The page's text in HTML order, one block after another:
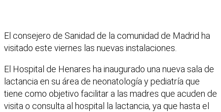
El consejero de Sanidad de la comunidad de Madrid ha
visitado este viernes las nuevas instalaciones.
El Hospital de Henares ha inaugurado una nueva sala de
lactancia en su área de neonatología y pediatría que
tiene como objetivo facilitar a las madres que acuden de
visita o consulta al hospital la lactancia, ya que hasta el